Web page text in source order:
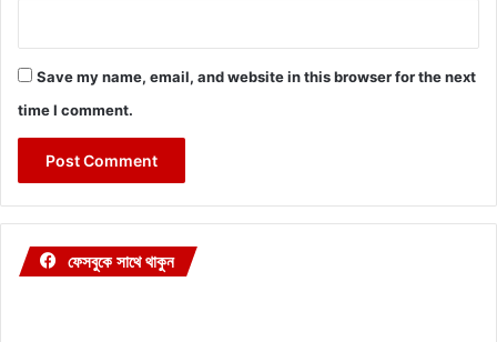
Save my name, email, and website in this browser for the next
time I comment.
ফেসবুকে সাথে থাকুন